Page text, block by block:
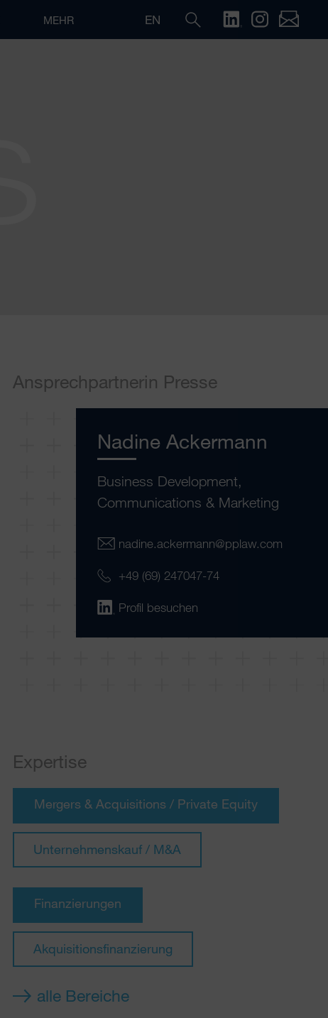
MEHR EN
Ansprechpartnerin Presse
Nadine Ackermann
Business Development,
Communications & Marketing
nadine.ackermann@pplaw.com
+49 (69) 247047-74
Profil besuchen
Expertise
Mergers & Acquisitions / Private Equity
Unternehmenskauf / M&A
Finanzierungen
Akquisitionsfinanzierung
alle Bereiche